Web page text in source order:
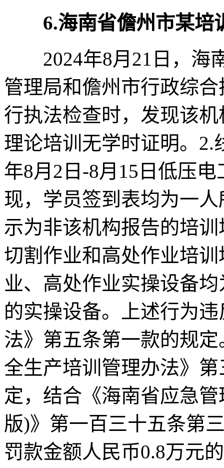
6.海南省儋州市某培
2024年8月21日，海
管理局和儋州市行政综
行执法检查时，发现该
理论培训无学时证明。2.
年8月2日-8月15日低压
现，学员签到表均为一
示为非该机构报告的培
切割作业和高处作业培
业、高处作业实操设备
的实操设备。上述行为
法》第五条第一款的规
全生产培训管理办法》
定，结合《海南省应急
版)》第一百三十五条第
罚款金额人民币0.8万元